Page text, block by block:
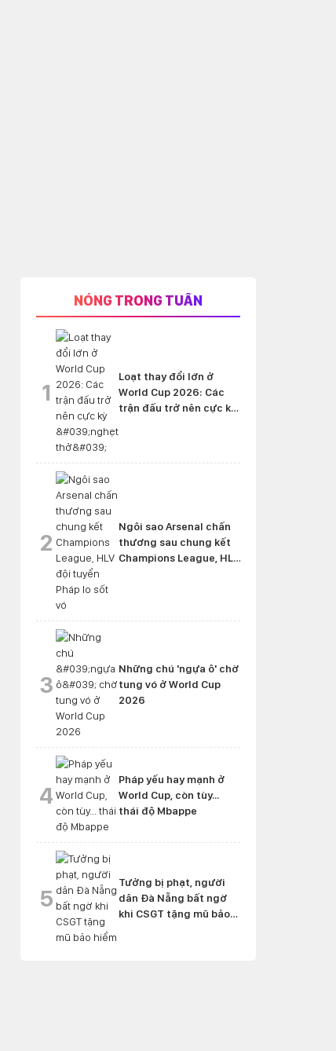
NÓNG TRONG TUẦN
1
Loạt thay đổi lớn ở
World Cup 2026: Các
trận đấu trở nên cực kỳ
2
Ngôi sao Arsenal chấn
thương sau chung kết
Champions League, HLV
3
Những chú 'ngựa ô' chờ
tung vó ở World Cup
2026
4
Pháp yếu hay mạnh ở
World Cup, còn tùy...
thái độ Mbappe
5
Tưởng bị phạt, người
dân Đà Nẵng bất ngờ
khi CSGT tặng mũ bảo